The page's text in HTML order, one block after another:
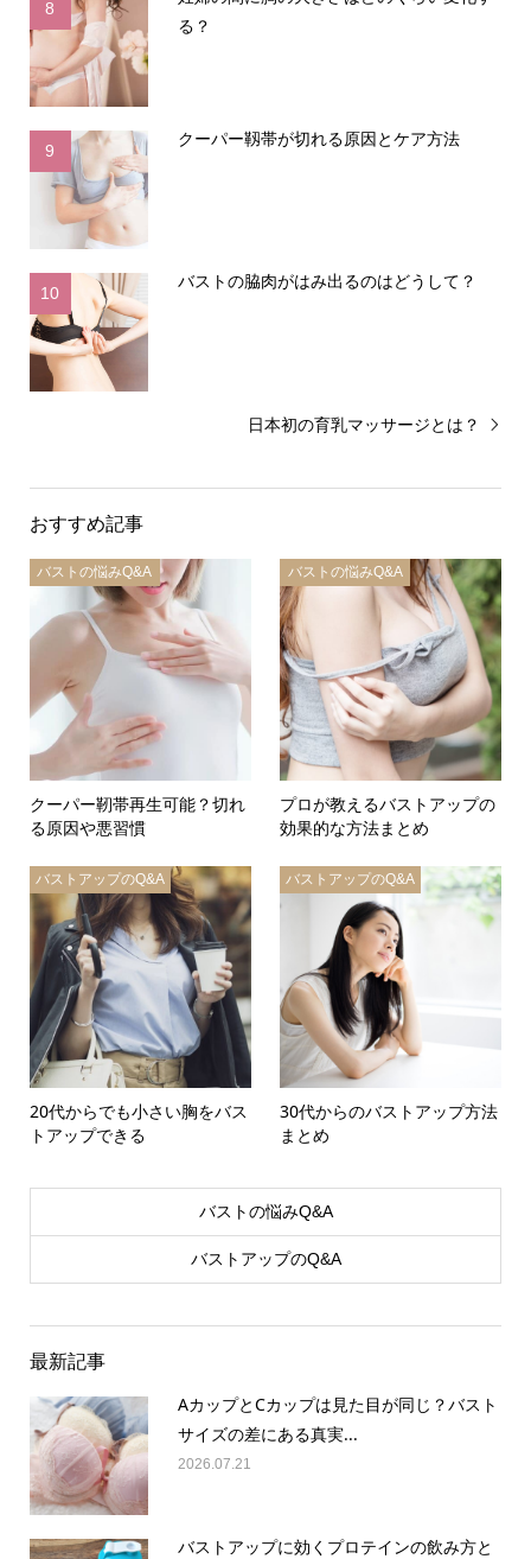
8
る？
9
クーパー靱帯が切れる原因とケア方法
10
バストの脇肉がはみ出るのはどうして？
日本初の育乳マッサージとは？
おすすめ記事
バストの悩みQ&A
クーパー靭帯再生可能？切れ
る原因や悪習慣
バストの悩みQ&A
プロが教えるバストアップの
効果的な方法まとめ
バストアップのQ&A
20代からでも小さい胸をバス
トアップできる
バストアップのQ&A
30代からのバストアップ方法
まとめ
バストの悩みQ&A
バストアップのQ&A
最新記事
AカップとCカップは見た目が同じ？バスト
サイズの差にある真実...
2026.07.21
バストアップに効くプロテインの飲み方と